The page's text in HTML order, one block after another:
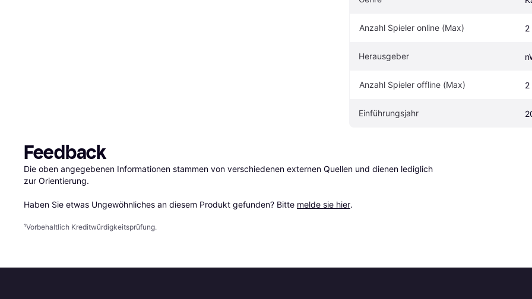
Anzahl Spieler online (Max) 2
Herausgeber
Anzahl Spieler offline (Max) 2
Einführungsjahr
Feedback
Die oben angegebenen Informationen stammen von verschiedenen externen Quellen und dienen lediglich
zur Orientierung.
Haben Sie etwas Ungewöhnliches an diesem Produkt gefunden? Bitte melde sie hier.
¹Vorbehaltlich Kreditwürdigkeitsprüfung.